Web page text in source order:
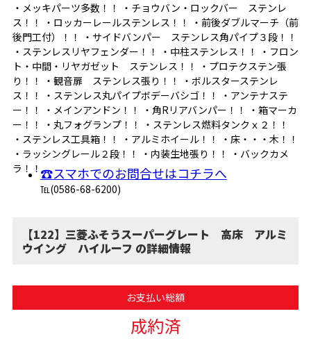
・メッキパーツ多数！！ ・チョウバン・ロックバー ステンレ
ス！！ ・ロッカーレールステンレス！！ ・前後ダブルマーチ（前
後門工付）！！ ・サイドバンパー ステンレス角パイプ３段！！
・ステンレスリヤフェンダー！！ ・中柱ステンレス！！ ・フロン
ト・中間・リヤガゼット ステンレス！！ ・プロテクステン張
り！！ ・観音扉 ステンレス張り！！ ・ボルスターステンレ
ス！！ ・ステンレス丸パイプボデーバシゴ！！ ・アンテナステ
ー！！ ・メインアンドン！！ ・角Rリアバンパー！！ ・箱マーカ
ー！！ ・丸フォグランプ！！ ・ステンレス燃料タンクｘ２！！
・ステンレス工具箱！！ ・アルミホイール！！ ・床・・・木！！
・ラッシングレール２段！！ ・内装生地張り！！ ・バックカメ
ラ！！☎スマホでのお問合せはコチラへ
℡(0586-68-6200)
【122】三菱ふそうスーパーグレート 高床 アルミ
ウイング ハイルーフ の詳細情報
お支払い総額
成約済